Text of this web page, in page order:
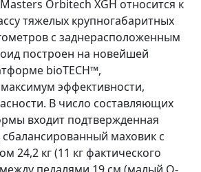
Orbitech XGH относится к
тяжелых крупногабаритных
с заднерасположенным
построен на новейшей
bioTECH™,
эффективности,
В число составляющих
входит подтвержденная
маховик с
24,2 кг (11 кг фактического